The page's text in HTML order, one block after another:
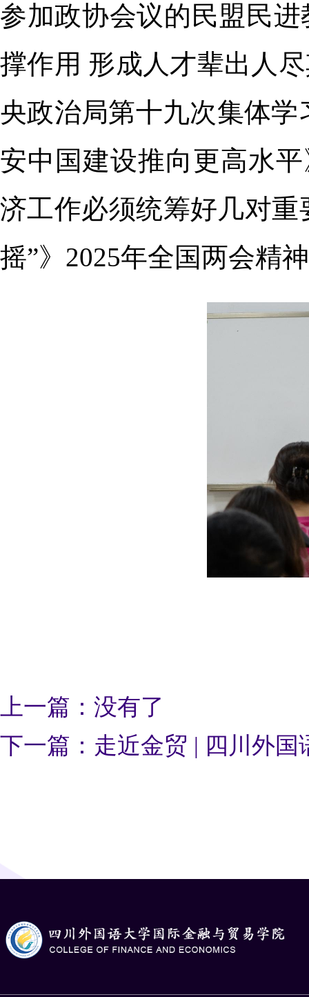
参加政协会议的民盟民
撑作用 形成人才辈出人
央政治局第十九次集体
安中国建设推向更高水
济工作必须统筹好几对
摇”》2025年全国两会精
上一篇：没有了
下一篇：走近金贸 | 四川外